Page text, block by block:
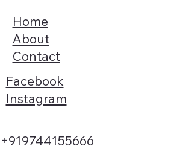
Home
About
Contact
Facebook
Instagram